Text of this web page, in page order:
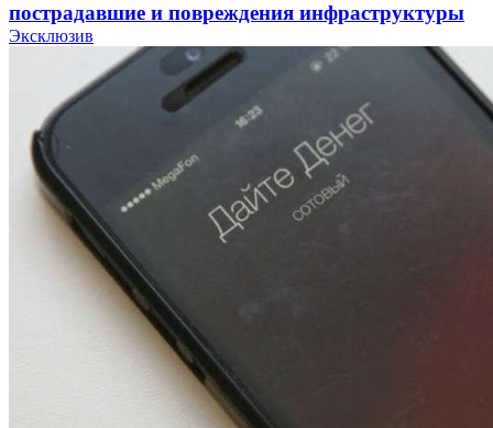
пострадавшие и повреждения инфраструктуры
Волгоградские вузы в топе зарплатного
рейтинга: ВолгГТУ и ВолгГМУ вошли в топ‑15
для химической отрасли и фармацевтики
18:39
В Красноармейском районе Волгограда стартует
конкурс на ремонт моста через Волго‑Донской
судоходный канал
Фестиваль #ТриЧетыре в Волгограде пройдёт
11–13 сентября в рамках Года единства народов
Эксклюзив